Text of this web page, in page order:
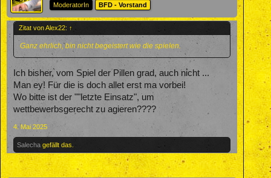
ModeratorIn
BFD - Vorstand
Zitat von Alex22: ↑
Ganz ehrlich, bin nicht begeistert wie die spielen.
Ich bisher, vom Spiel der Pillen grad, auch nicht ...
Man ey! Für die is doch allet erst ma vorbei!
Wo bitte ist der ""letzte Einsatz", um
wettbewerbsgerecht zu agieren????
4. Mai 2025
Salecha gefällt das.